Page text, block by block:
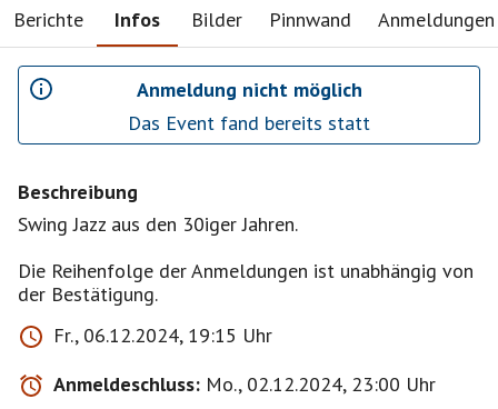
Berichte Infos Bilder Pinnwand Anmeldungen
Anmeldung nicht möglich
Das Event fand bereits statt
Beschreibung
Swing Jazz aus den 30iger Jahren.
Die Reihenfolge der Anmeldungen ist unabhängig von
der Bestätigung.
Fr., 06.12.2024, 19:15 Uhr
Anmeldeschluss: Mo., 02.12.2024, 23:00 Uhr